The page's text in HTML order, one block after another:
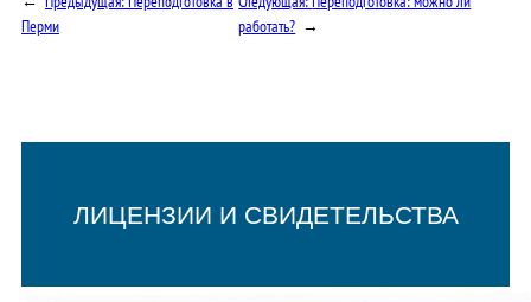
Перми
работать? →
ЛИЦЕНЗИИ И СВИДЕТЕЛЬСТВА